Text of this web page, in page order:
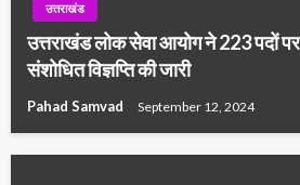
उत्तराखंड
उत्तराखंड लोक सेवा आयोग ने 223 पदों पर
संशोधित विज्ञप्ति की जारी
Pahad Samvad September 12, 2024